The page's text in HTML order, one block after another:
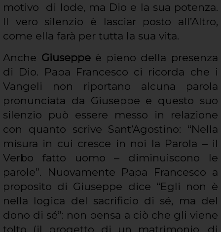
motivo di lode, ma Dio e la sua potenza.
Il vero silenzio è lasciar posto all’Altro,
come ella farà per tutta la sua vita.
Anche Giuseppeè pieno della presenza
di Dio. Papa Francesco ci ricorda che i
Vangeli non riportano alcuna parola
pronunciata da Giuseppe e questo suo
silenzio può essere messo in relazione
con quanto scrive Sant’Agostino: “Nella
misura in cui cresce in noi la Parola – il
Verbo fatto uomo – diminuiscono le
parole”. Nuovamente Papa Francesco a
proposito di Giuseppe dice “Egli non è
nella logica del sacrificio di sé, ma del
dono di sé”: non pensa a ciò che gli viene
tolto (il progetto di un matrimonio, di